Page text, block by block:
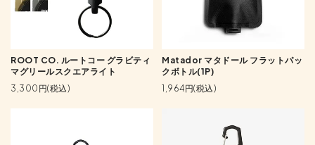
ROOT CO. ルートコー グラビティ
マグリールスクエアライト
3,300円(税込)
Matador マタドール フラットパッ
クボトル(1P)
1,964円(税込)